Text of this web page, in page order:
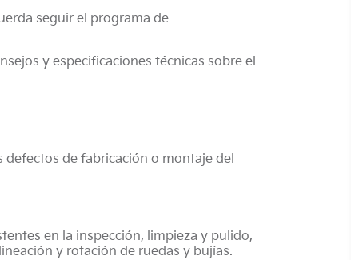
seguir el programa de
y especificaciones técnicas sobre el
de fabricación o montaje del
en la inspección, limpieza y pulido,
y rotación de ruedas y bujías.